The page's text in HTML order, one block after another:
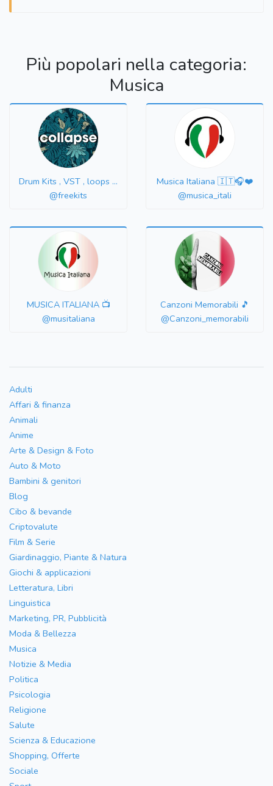
Più popolari nella categoria:
Musica
Drum Kits , VST , loops ...
@freekits
Musica Italiana 🇮🇹🎧❤️
@musica_itali
MUSICA ITALIANA 📺
@musitaliana
Canzoni Memorabili 🎵
@Canzoni_memorabili
Adulti
Affari & finanza
Animali
Anime
Arte & Design & Foto
Auto & Moto
Bambini & genitori
Blog
Cibo & bevande
Criptovalute
Film & Serie
Giardinaggio, Piante & Natura
Giochi & applicazioni
Letteratura, Libri
Linguistica
Marketing, PR, Pubblicità
Moda & Bellezza
Musica
Notizie & Media
Politica
Psicologia
Religione
Salute
Scienza & Educazione
Shopping, Offerte
Sociale